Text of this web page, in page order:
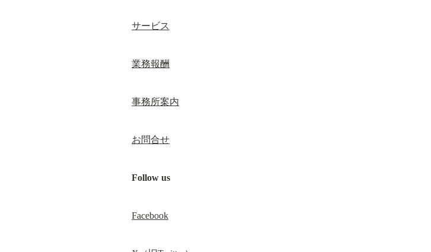
サービス
業務報酬
事務所案内
お問合せ
Follow us
Facebook